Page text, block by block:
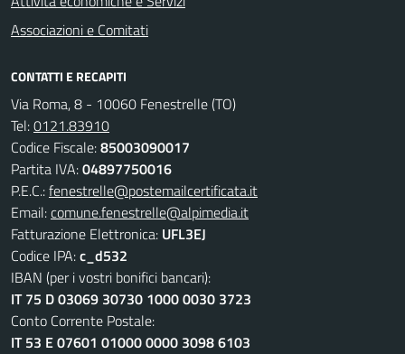
Associazioni e Comitati
CONTATTI E RECAPITI
Via Roma, 8 - 10060 Fenestrelle (TO)
Tel:0121.83910
Codice Fiscale:85003090017
Partita IVA:04897750016
P.E.C.:fenestrelle@postemailcertificata.it
Email:comune.fenestrelle@alpimedia.it
Fatturazione Elettronica: UFL3EJ
Codice IPA:c_d532
IBAN (per i vostri bonifici bancari):
IT 75 D 03069 30730 1000 0030 3723
Conto Corrente Postale:
IT 53 E 07601 01000 0000 3098 6103